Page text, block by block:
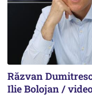
Răzvan
Ilie Bolojan /